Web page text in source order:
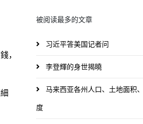
，
被阅读最多的文章
习近平答美国记者问
李登輝的身世揭曉
马来西亚各州人口、土地面积
度